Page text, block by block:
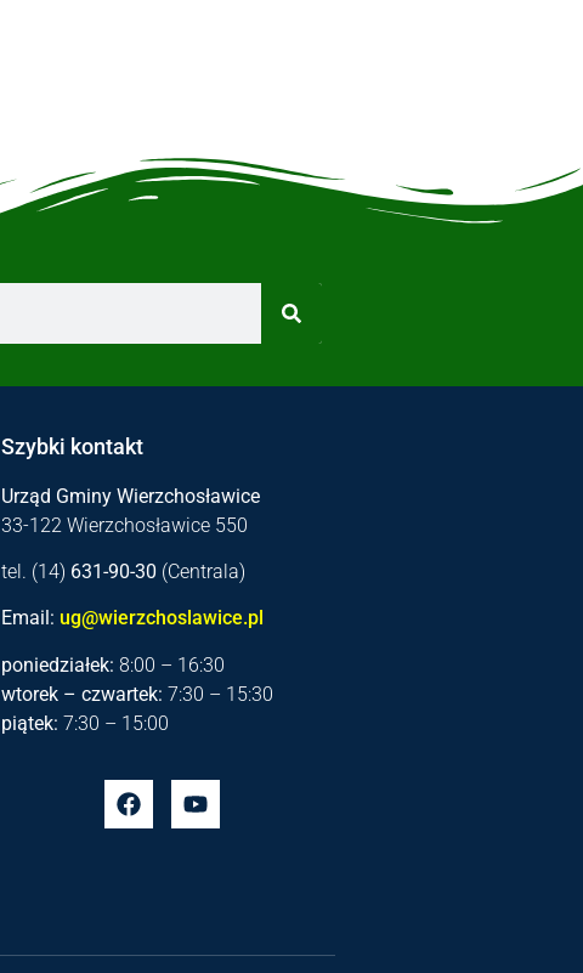
Szybki kontakt
Urząd Gminy Wierzchosławice
33-122 Wierzchosławice 550
tel. (14) 631-90-30 (Centrala)
Email: ug@wierzchoslawice.pl
poniedziałek: 8:00 – 16:30
wtorek – czwartek: 7:30 – 15:30
piątek: 7:30 – 15:00